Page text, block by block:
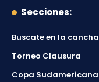
Secciones:
Buscate en la cancha
Torneo Clausura
Copa Sudamericana